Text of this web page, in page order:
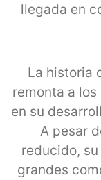
llegada en
La historia
remonta a
en su
A pesar
reducido,
grandes